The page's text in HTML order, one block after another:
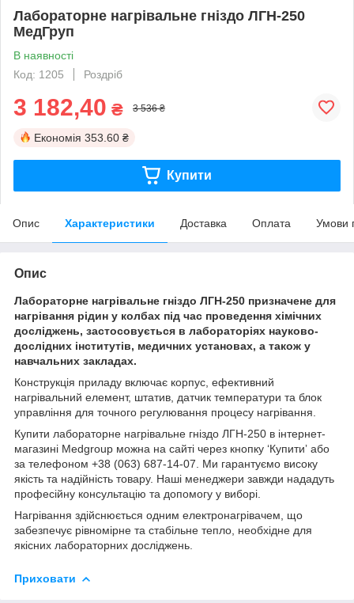
Лабораторне нагрівальне гніздо ЛГН-250
МедГруп
В наявності
Код: 1205
Роздріб
3 182,40 ₴ 3 536 ₴
Економія 353.60 ₴
Купити
Опис Характеристики Доставка Оплата Умови
Опис
Лабораторне нагрівальне гніздо ЛГН-250 призначене для
нагрівання рідин у колбах під час проведення хімічних
досліджень, застосовується в лабораторіях науково-
дослідних інститутів, медичних установах, а також у
навчальних закладах.
Конструкція приладу включає корпус, ефективний
нагрівальний елемент, штатив, датчик температури та блок
управління для точного регулювання процесу нагрівання.
Купити лабораторне нагрівальне гніздо ЛГН-250 в інтернет-
магазині Medgroup можна на сайті через кнопку ‘Купитиʼ або
за телефоном +38 (063) 687-14-07. Ми гарантуємо високу
якість та надійність товару. Наші менеджери завжди нададуть
професійну консультацію та допомогу у виборі.
Нагрівання здійснюється одним електронагрівачем, що
забезпечує рівномірне та стабільне тепло, необхідне для
якісних лабораторних досліджень.
Приховати